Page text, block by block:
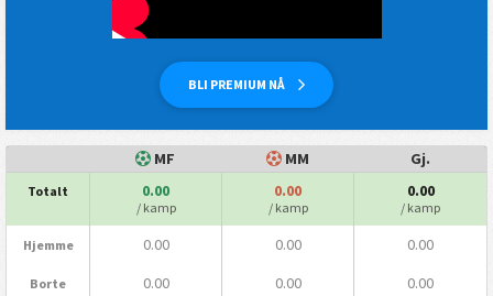
BLI PREMIUM NÅ
MF MM Gj.
Totalt 0.00
/ kamp
0.00
/ kamp
0.00
/ kamp
Hjemme 0.00 0.00 0.00
Borte 0.00 0.00 0.00